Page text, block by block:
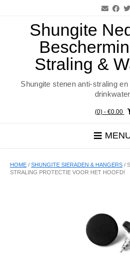
Shungite
Straling &
Shungite stenen anti-straling
drinkwater
(0)- €0.00
HOME / SHUNGITE SIERADEN & HANGERS /
STRALING PROTECTIE VOOR HET HOOFD!